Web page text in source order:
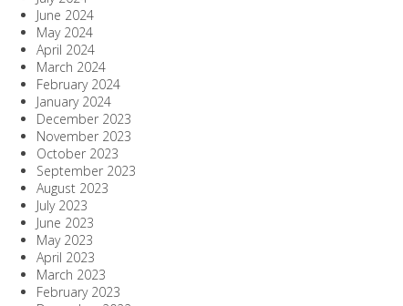
June 2024
May 2024
April 2024
March 2024
February 2024
January 2024
December 2023
November 2023
October 2023
September 2023
August 2023
July 2023
June 2023
May 2023
April 2023
March 2023
February 2023